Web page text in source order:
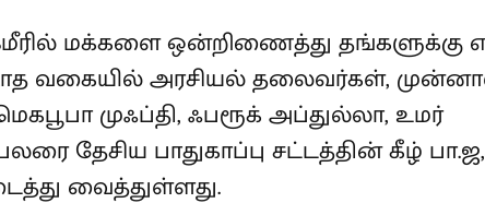
மக்களை ஒன்றிணைத்து தங்களுக்கு
ஈடுபடாத வகையில் அரசியல் தலைவர்கள்,
மெகபூபா முஃப்தி, ஃபரூக் அப்துல்லா,
பலரை தேசிய பாதுகாப்பு சட்டத்தின் கீழ்
அடைத்து வைத்துள்ளது.